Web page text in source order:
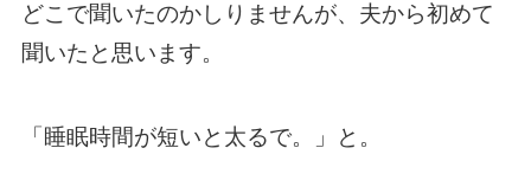
どこで聞いたのかしりませんが、夫から初めて
聞いたと思います。
「睡眠時間が短いと太るで。」と。